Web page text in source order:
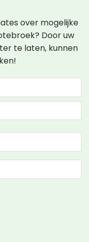
over mogelijke
Door uw
te laten, kunnen